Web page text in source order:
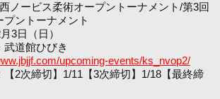
ノービス柔術オープントーナメント/第3回
ントーナメント
3日（日）
道館ひびき
upcoming-events/ks_nvop2/
2次締切】1/11【3次締切】1/18【最終締